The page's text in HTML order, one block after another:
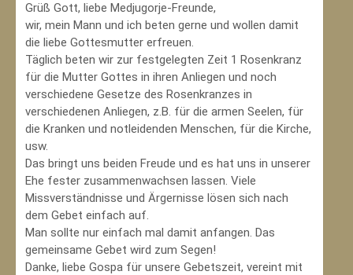
Grüß Gott, liebe Medjugorje-Freunde,
wir, mein Mann und ich beten gerne und wollen damit
die liebe Gottesmutter erfreuen.
Täglich beten wir zur festgelegten Zeit 1 Rosenkranz
für die Mutter Gottes in ihren Anliegen und noch
verschiedene Gesetze des Rosenkranzes in
verschiedenen Anliegen, z.B. für die armen Seelen, für
die Kranken und notleidenden Menschen, für die Kirche,
usw.
Das bringt uns beiden Freude und es hat uns in unserer
Ehe fester zusammenwachsen lassen. Viele
Missverständnisse und Ärgernisse lösen sich nach
dem Gebet einfach auf.
Man sollte nur einfach mal damit anfangen. Das
gemeinsame Gebet wird zum Segen!
Danke, liebe Gospa für unsere Gebetszeit, vereint mit